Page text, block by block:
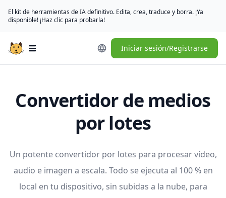
El kit de herramientas de IA definitivo. Edita, crea, traduce y borra. ¡Ya
disponible! ¡Haz clic para probarla!
Open main menu Iniciar sesión/Registrarse
Convertidor de medios
por lotes
Un potente convertidor por lotes para procesar vídeo,
audio e imagen a escala. Todo se ejecuta al 100 % en
local en tu dispositivo, sin subidas a la nube, para